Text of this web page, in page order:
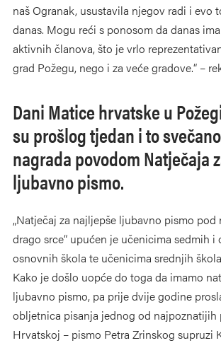
naš Ogranak, usustavila njegov radi i evo
danas. Mogu reći s ponosom da danas
aktivnih članova, što je vrlo
grad Požegu, nego i za veće gradove.“ –
Dani Matice hrvatske u
su prošlog tjedan i to
nagrada povodom Natječaja
ljubavno pismo.
„Natječaj za najljepše ljubavno pismo pod
drago srce“ upućen je učenicima sedmih i
osnovnih škola te učenicima srednjih
Kako je došlo uopće do toga da imamo
ljubavno pismo, pa prije dvije godine
obljetnica pisanja jednog od najpoznatijih
Hrvatskoj – pismo Petra Zrinskog supruzi